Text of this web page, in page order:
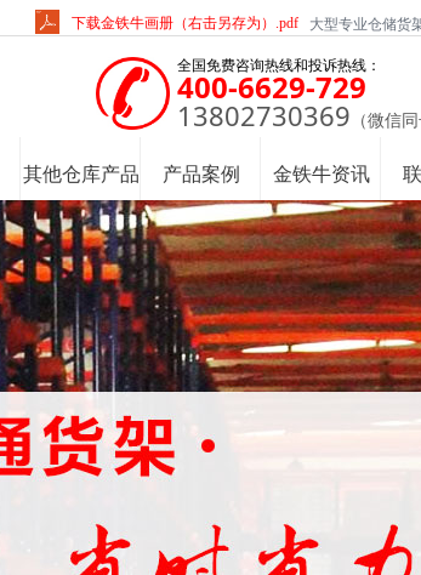
全国免费咨询热线和投诉热线：
400-6629-729
13802730369 （微信同
其他仓库产品 产品案例 金铁牛资讯
大型专业仓储货
下载金铁牛画册（右击另存为）.pdf